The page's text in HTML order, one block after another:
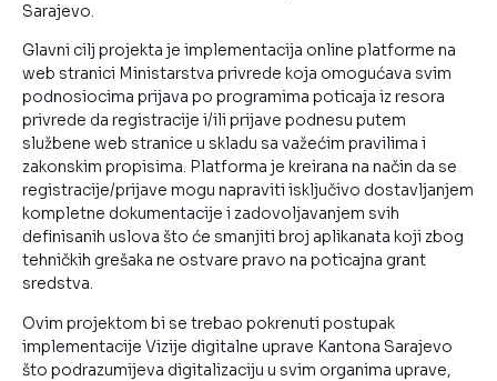
Sarajevo.
Glavni cilj projekta je implementacija online platforme na
web stranici Ministarstva privrede koja omogućava svim
podnosiocima prijava po programima poticaja iz resora
privrede da registracije i/ili prijave podnesu putem
službene web stranice u skladu sa važećim pravilima i
zakonskim propisima. Platforma je kreirana na način da se
registracije/prijave mogu napraviti isključivo dostavljanjem
kompletne dokumentacije i zadovoljavanjem svih
definisanih uslova što će smanjiti broj aplikanata koji zbog
tehničkih grešaka ne ostvare pravo na poticajna grant
sredstva.
Ovim projektom bi se trebao pokrenuti postupak
implementacije Vizije digitalne uprave Kantona Sarajevo
što podrazumijeva digitalizaciju u svim organima uprave,